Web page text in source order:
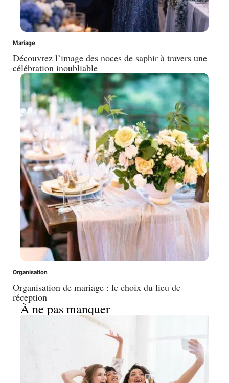
Mariage
Découvrez l’image des noces de saphir à travers une
célébration inoubliable
Organisation
Organisation de mariage : le choix du lieu de
réception
À ne pas manquer